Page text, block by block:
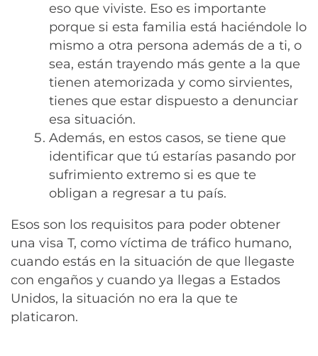
eso que viviste. Eso es importante
porque si esta familia está haciéndole lo
mismo a otra persona además de a ti, o
sea, están trayendo más gente a la que
tienen atemorizada y como sirvientes,
tienes que estar dispuesto a denunciar
esa situación.
Además, en estos casos, se tiene que
identificar que tú estarías pasando por
sufrimiento extremo si es que te
obligan a regresar a tu país.
Esos son los requisitos para poder obtener
una visa T, como víctima de tráfico humano,
cuando estás en la situación de que llegaste
con engaños y cuando ya llegas a Estados
Unidos, la situación no era la que te
platicaron.